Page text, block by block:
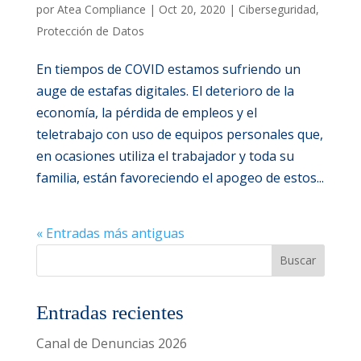
por Atea Compliance | Oct 20, 2020 | Ciberseguridad,
Protección de Datos
En tiempos de COVID estamos sufriendo un
auge de estafas digitales. El deterioro de la
economía, la pérdida de empleos y el
teletrabajo con uso de equipos personales que,
en ocasiones utiliza el trabajador y toda su
familia, están favoreciendo el apogeo de estos...
« Entradas más antiguas
Entradas recientes
Canal de Denuncias 2026